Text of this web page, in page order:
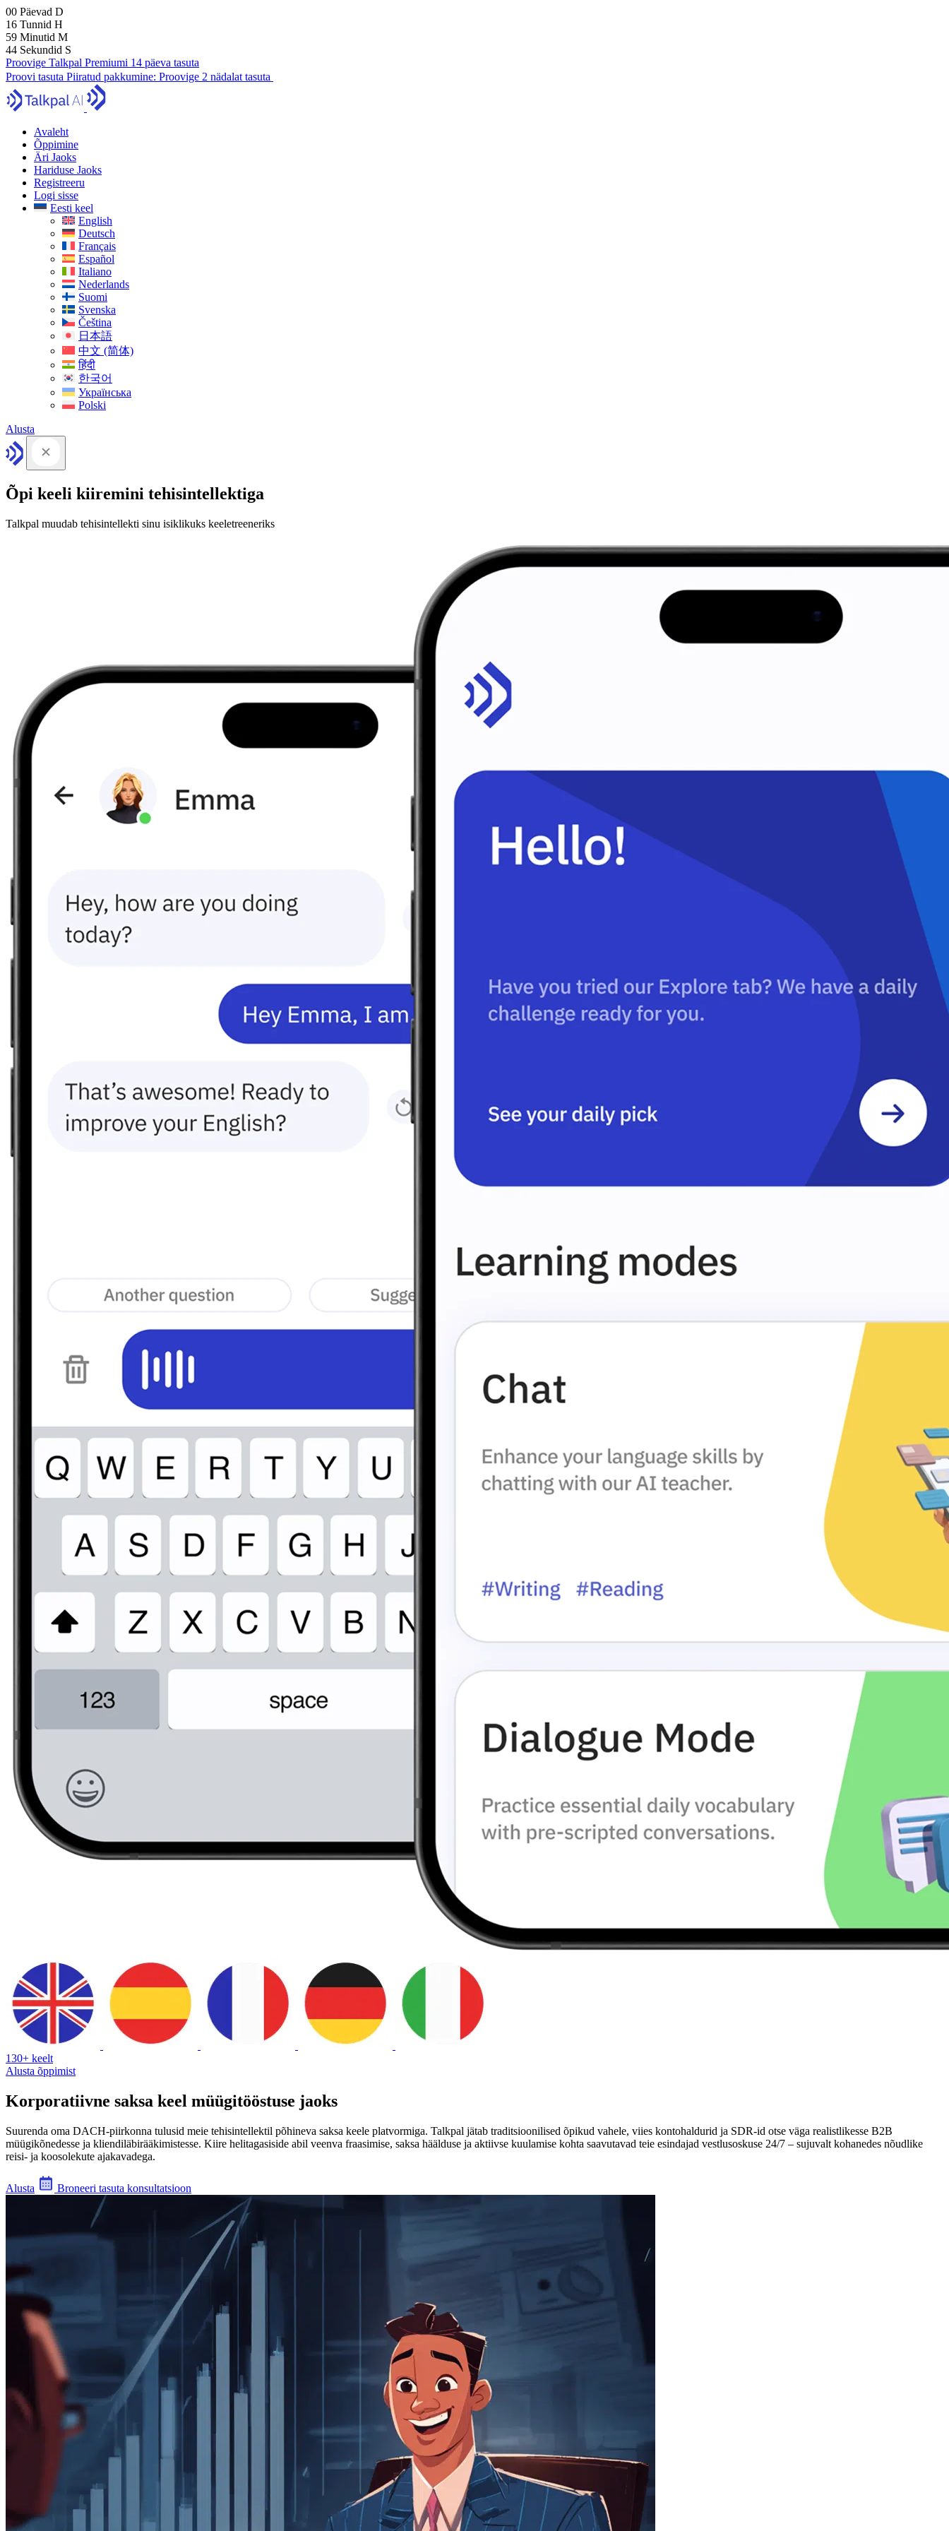
00 Päevad D
16 Tunnid H
59 Minutid M
43 Sekundid S
Proovige Talkpal Premiumi 14 päeva tasuta
Proovi tasuta Piiratud pakkumine: Proovige 2 nädalat tasuta
Avaleht
Õppimine
Äri Jaoks
Hariduse Jaoks
Registreeru
Logi sisse
Eesti keel
English
Deutsch
Français
Español
Italiano
Nederlands
Suomi
Svenska
Čeština
日本語
中文 (简体)
हिंदी
한국어
Українська
Polski
Alusta
Õpi keeli kiiremini tehisintellektiga
Talkpal muudab tehisintellekti sinu isiklikuks keeletreeneriks
130+ keelt
Alusta õppimist
Korporatiivne saksa keel müügitööstuse jaoks
Suurenda oma DACH-piirkonna tulusid meie tehisintellektil põhineva saksa keele platvormiga. Talkpal jätab traditsioonilised õpikud vahele, viies kontohaldurid ja SDR-id otse väga realistlikesse B2B
müügikõnedesse ja kliendiläbirääkimistesse. Kiire helitagasiside abil veenva fraasimise, saksa häälduse ja aktiivse kuulamise kohta saavutavad teie esindajad vestlusoskuse 24/7 – sujuvalt kohanedes nõudlike
reisi- ja koosolekute ajakavadega.
Alusta Broneeri tasuta konsultatsioon